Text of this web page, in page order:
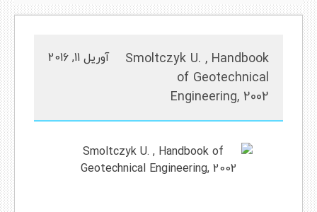
Smoltczyk U. , Handbook
of Geotechnical
Engineering, 2002
آوریل 11, 2016